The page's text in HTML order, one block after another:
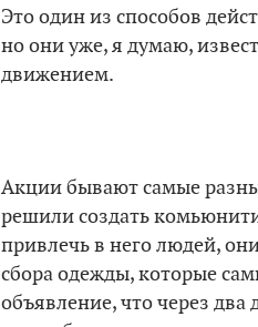
Это один из способов
но они уже, я думаю,
движением.
Акции бывают самые
решили создать
привлечь в него людей,
сбора одежды, которые
объявление, что через